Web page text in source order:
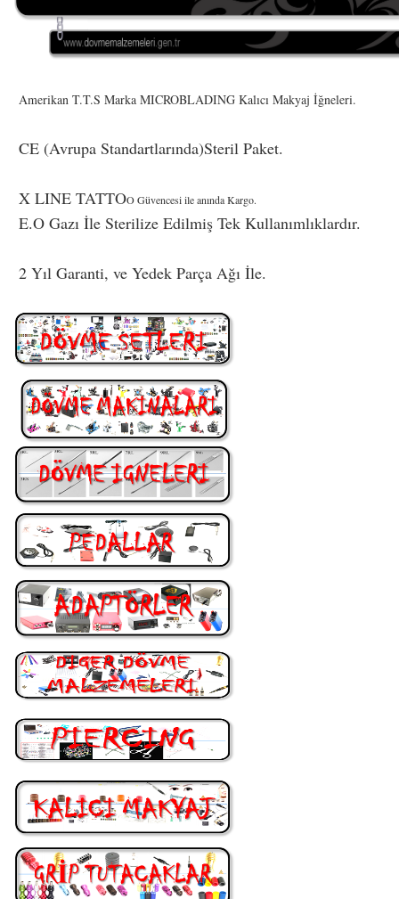
Amerikan T.T.S Marka MICROBLADING Kalıcı Makyaj İğneleri.
CE (Avrupa Standartlarında)Steril Paket.
X LINE TATTOO Güvencesi ile anında Kargo.
E.O Gazı İle Sterilize Edilmiş Tek Kullanımlıklardır.
2 Yıl Garanti, ve Yedek Parça Ağı İle.